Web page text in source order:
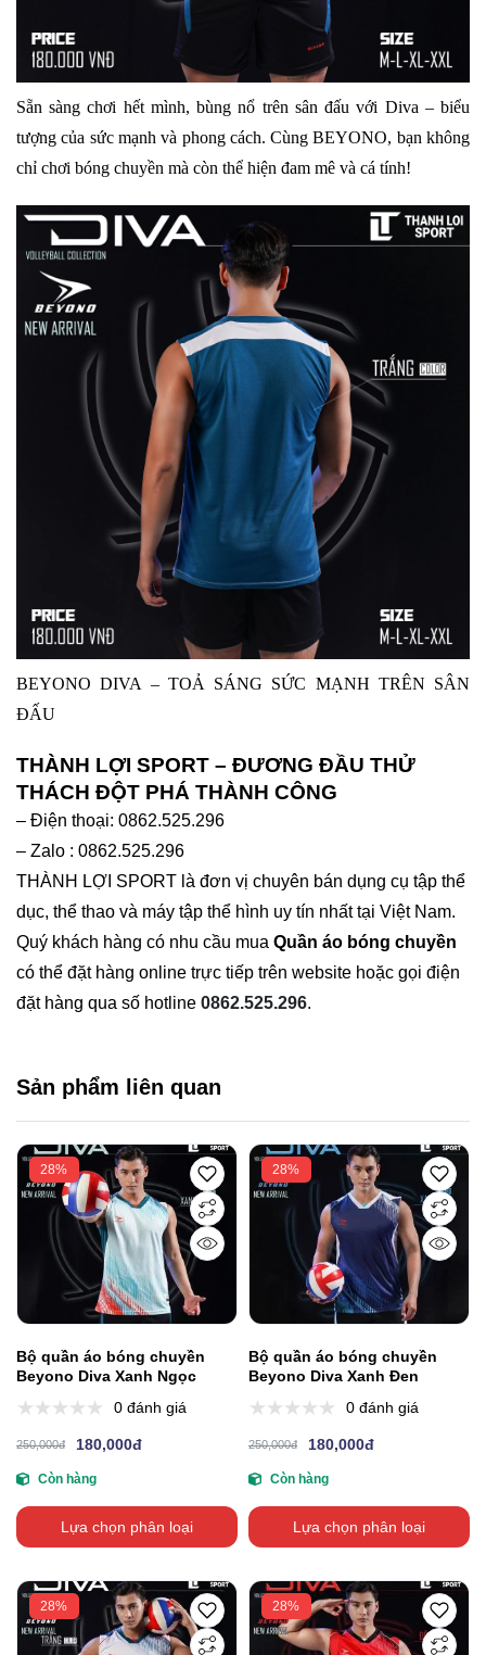
Sẵn sàng chơi hết mình, bùng nổ trên sân đấu với Diva – biểu
tượng của sức mạnh và phong cách. Cùng BEYONO, bạn không
chỉ chơi bóng chuyền mà còn thể hiện đam mê và cá tính!
BEYONO DIVA – TOẢ SÁNG SỨC MẠNH TRÊN SÂN
ĐẤU
THÀNH LỢI SPORT – ĐƯƠNG ĐẦU THỬ
THÁCH ĐỘT PHÁ THÀNH CÔNG
– Điện thoại: 0862.525.296
– Zalo : 0862.525.296
THÀNH LỢI SPORT là đơn vị chuyên bán dụng cụ tập thể
dục, thể thao và máy tập thể hình uy tín nhất tại Việt Nam.
Quý khách hàng có nhu cầu mua Quần áo bóng chuyền
có thể đặt hàng online trực tiếp trên website hoặc gọi điện
đặt hàng qua số hotline 0862.525.296.
Sản phẩm liên quan
28%
Bộ quần áo bóng chuyền
Beyono Diva Xanh Ngọc
0 đánh giá
250,000đ 180,000đ
Còn hàng
Lựa chọn phân loại
28%
Bộ quần áo bóng chuyền
Beyono Diva Xanh Đen
0 đánh giá
250,000đ 180,000đ
Còn hàng
Lựa chọn phân loại
28% 28%